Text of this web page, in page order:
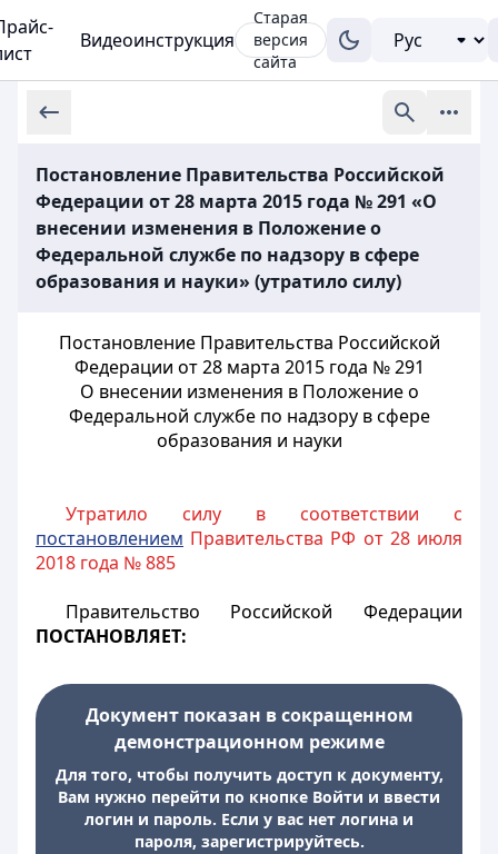
Видеоинструкция
Старая
версия
сайта
Постановление Правительства Российской
Федерации от 28 марта 2015 года № 291 «О
внесении изменения в Положение о
Федеральной службе по надзору в сфере
образования и науки» (утратило силу)
Постановление Правительства Российской
Федерации от 28 марта 2015 года № 291
О внесении изменения в Положение о
Федеральной службе по надзору в сфере
образования и науки
Утратило силу в соответствии с
постановлением Правительства РФ от 28 июля
2018 года № 885
Правительство Российской Федерации
ПОСТАНОВЛЯЕТ:
Документ показан в сокращенном
демонстрационном режиме
Для того, чтобы получить доступ к документу,
Вам нужно перейти по кнопке Войти и ввести
логин и пароль. Если у вас нет логина и
пароля, зарегистрируйтесь.